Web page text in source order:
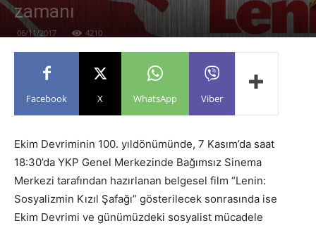
zamanı
06/11/2017 4210
Facebook X WhatsApp Viber
Ekim Devriminin 100. yıldönümünde, 7 Kasım’da saat
18:30’da YKP Genel Merkezinde Bağımsız Sinema
Merkezi tarafından hazırlanan belgesel film “Lenin:
Sosyalizmin Kızıl Şafağı” gösterilecek sonrasında ise
Ekim Devrimi ve günümüzdeki sosyalist mücadele